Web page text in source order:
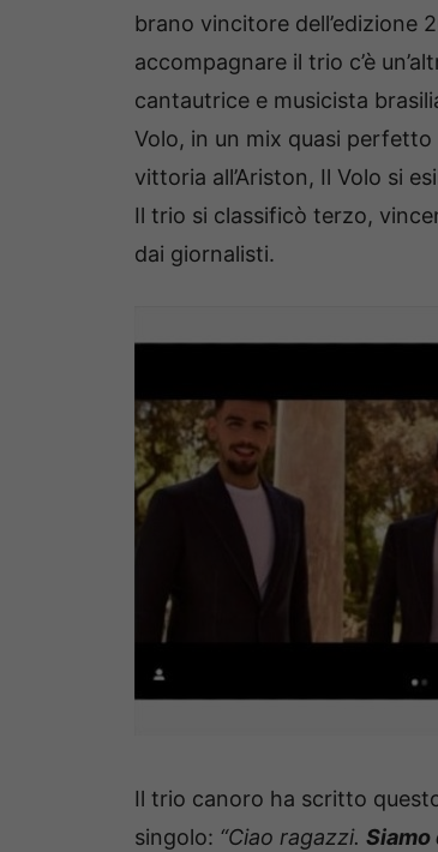
brano vincitore dell’edizione
accompagnare il trio c’è
cantautrice e musicista
Volo, in un mix quasi
vittoria all’Ariston, Il Volo si
Il trio si classificò terzo,
dai giornalisti.
Il trio canoro ha scritto
singolo: “Ciao ragazzi. Siamo